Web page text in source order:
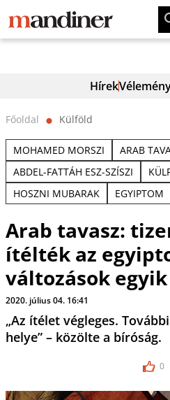
Hírek
Főoldal ⬤ Külföld
MOHAMED MORSZI
ARAB
ABDEL-FATTÁH ESZ-SZÍSZI
HOSZNI MUBARAK
EGYIPTOM
Arab tavasz:
ítélték az
változások
2020. július 04. 16:41
„Az ítélet végleges.
helye” – közölte a bíróság.
0